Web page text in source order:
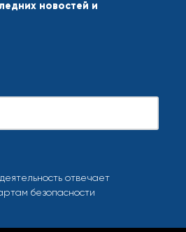
новостей и
отвечает
безопасности